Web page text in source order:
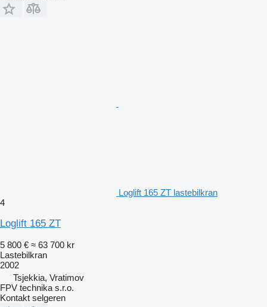
Loglift 165 ZT lastebilkran
4
Loglift 165 ZT
5 800 € ≈ 63 700 kr
Lastebilkran
2002
Tsjekkia, Vratimov
FPV technika s.r.o.
Kontakt selgeren